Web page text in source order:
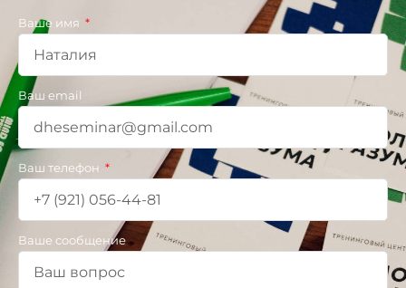
Ваше имя
Ваш email
Ваш телефон
Ваше сообщение